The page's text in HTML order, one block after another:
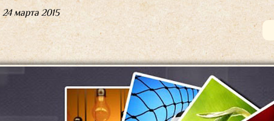
24 марта 2015